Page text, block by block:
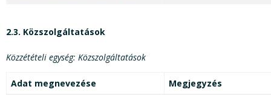
2.3. Közszolgáltatások
Közzétételi egység: Közszolgáltatások
Adat megnevezése
Megjegyzés